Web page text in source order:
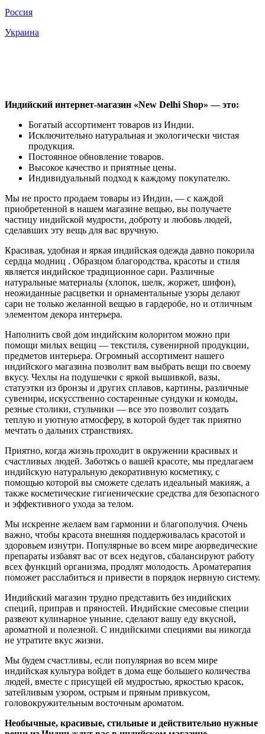
Россия
Украина
Индийский интернет-магазин «New Delhi Shop» — это:
Богатый ассортимент товаров из Индии.
Исключительно натуральная и экологически чистая
продукция.
Постоянное обновление товаров.
Высокое качество и приятные цены.
Индивидуальный подход к каждому покупателю.
Мы не просто продаем товары из Индии, — с каждой
приобретенной в нашем магазине вещью, вы получаете
частицу индийской мудрости, доброту и любовь людей,
сделавших эту вещь для вас вручную.
Красивая, удобная и яркая индийская одежда давно покорила
сердца модниц . Образцом благородства, красоты и стиля
является индийское традиционное сари. Различные
натуральные материалы (хлопок, шелк, жоржет, шифон),
неожиданные расцветки и орнаментальные узоры делают
сари не только желанной вещью в гардеробе, но и отличным
элементом декора интерьера.
Наполнить свой дом индийским колоритом можно при
помощи милых вещиц — текстиля, сувенирной продукции,
предметов интерьера. Огромный ассортимент нашего
индийского магазина позволит вам выбрать вещи по своему
вкусу. Чехлы на подушечки с яркой вышивкой, вазы,
статуэтки из бронзы и других сплавов, картины, различные
сувениры, искусственно состаренные сундуки и комоды,
резные столики, стульчики — все это позволит создать
теплую и уютную атмосферу, в которой будет так приятно
мечтать о дальних странствиях.
Приятно, когда жизнь проходит в окружении красивых и
счастливых людей. Заботясь о вашей красоте, мы предлагаем
индийскую натуральную декоративную косметику, с
помощью которой вы сможете сделать идеальный макияж, а
также косметические гигиенические средства для безопасного
и эффективного ухода за телом.
Мы искренне желаем вам гармонии и благополучия. Очень
важно, чтобы красота внешняя поддерживалась красотой и
здоровьем изнутри. Популярные во всем мире аюрведические
препараты избавят вас от всех недугов, сбалансируют работу
всех функций организма, продлят молодость. Ароматерапия
поможет расслабиться и привести в порядок нервную систему.
Индийский магазин трудно представить без индийских
специй, приправ и пряностей. Индийские смесовые специи
развеют кулинарное уныние, сделают вашу еду вкусной,
ароматной и полезной. С индийскими специями вы никогда
не утратите вкус жизни.
Мы будем счастливы, если популярная во всем мире
индийская культура войдет в дома еще большего количества
людей, вместе с присущей ей мудростью, яркостью красок,
затейливым узором, острым и пряным привкусом,
головокружительным восточным ароматом.
Необычные, красивые, стильные и действительно нужные